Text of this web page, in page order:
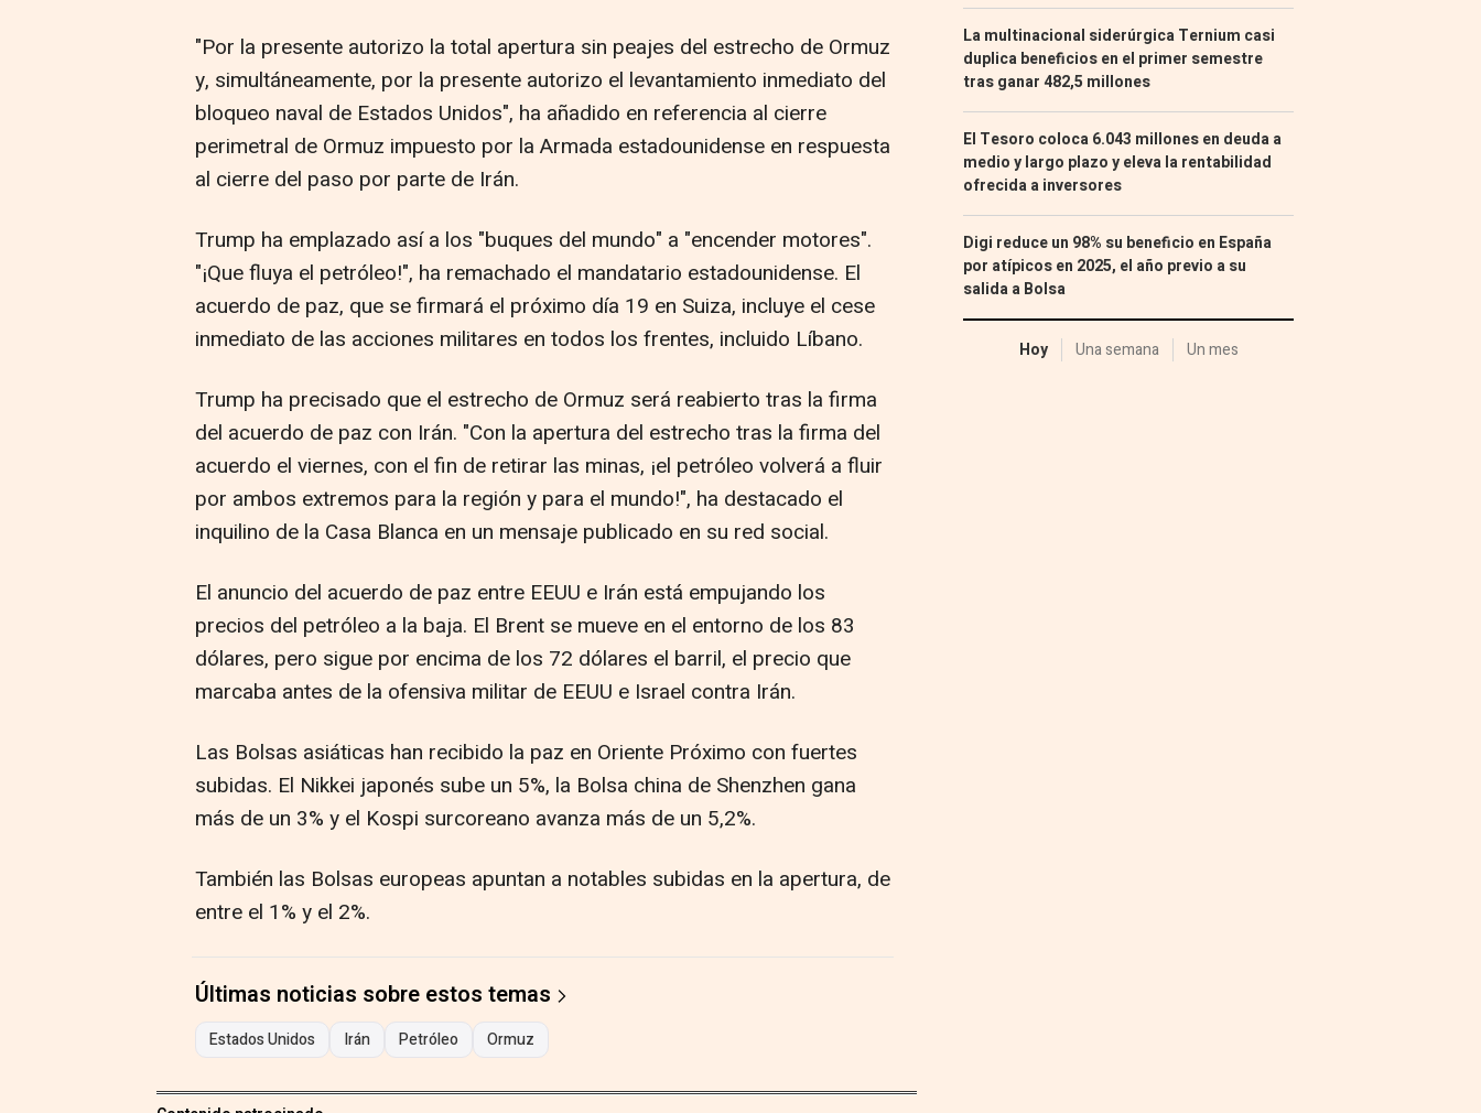
"Por la presente autorizo la total apertura sin peajes del estrecho de Ormuz
y, simultáneamente, por la presente autorizo el levantamiento inmediato del
bloqueo naval de Estados Unidos", ha añadido en referencia al cierre
perimetral de Ormuz impuesto por la Armada estadounidense en respuesta
al cierre del paso por parte de Irán.
Trump ha emplazado así a los "buques del mundo" a "encender motores".
"¡Que fluya el petróleo!", ha remachado el mandatario estadounidense. El
acuerdo de paz, que se firmará el próximo día 19 en Suiza, incluye el cese
inmediato de las acciones militares en todos los frentes, incluido Líbano.
Trump ha precisado que el estrecho de Ormuz será reabierto tras la firma
del acuerdo de paz con Irán. "Con la apertura del estrecho tras la firma del
acuerdo el viernes, con el fin de retirar las minas, ¡el petróleo volverá a fluir
por ambos extremos para la región y para el mundo!", ha destacado el
inquilino de la Casa Blanca en un mensaje publicado en su red social.
El anuncio del acuerdo de paz entre EEUU e Irán está empujando los
precios del petróleo a la baja. El Brent se mueve en el entorno de los 83
dólares, pero sigue por encima de los 72 dólares el barril, el precio que
marcaba antes de la ofensiva militar de EEUU e Israel contra Irán.
Las Bolsas asiáticas han recibido la paz en Oriente Próximo con fuertes
subidas. El Nikkei japonés sube un 5%, la Bolsa china de Shenzhen gana
más de un 3% y el Kospi surcoreano avanza más de un 5,2%.
También las Bolsas europeas apuntan a notables subidas en la apertura, de
entre el 1% y el 2%.
Últimas noticias sobre estos temas
Estados Unidos Irán Petróleo Ormuz
La multinacional siderúrgica Ternium casi
duplica beneficios en el primer semestre
tras ganar 482,5 millones
El Tesoro coloca 6.043 millones en deuda a
medio y largo plazo y eleva la rentabilidad
ofrecida a inversores
Digi reduce un 98% su beneficio en España
por atípicos en 2025, el año previo a su
salida a Bolsa
Hoy Una semana Un mes